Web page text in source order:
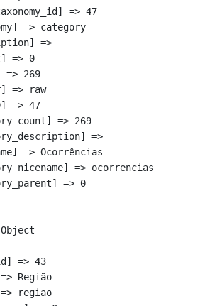
=> 47
=> category
=>
=> 0
=> 269
=> raw
=> 47
=> 269
=>
=> Ocorrências
=> ocorrencias
=> 0
=> 43
Região
regiao